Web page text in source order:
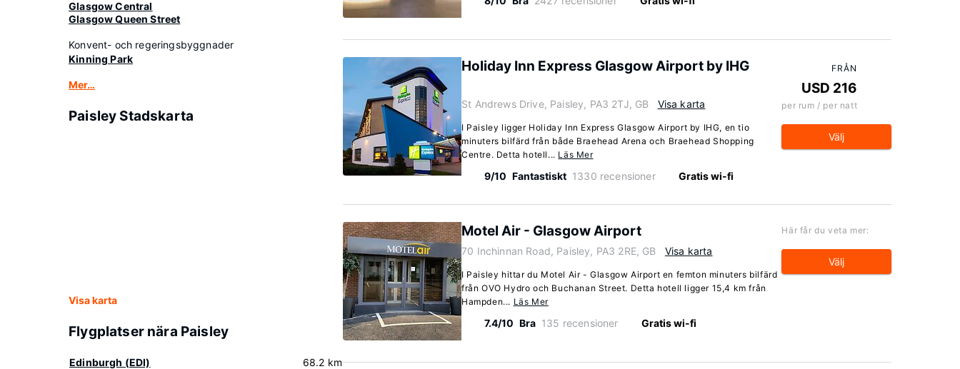
Glasgow Central
Glasgow Queen Street
Konvent- och regeringsbyggnader
Kinning Park
Mer…
Paisley Stadskarta
Visa karta
Flygplatser nära Paisley
Edinburgh (EDI) 68.2 km
Holiday Inn Express Glasgow Airport by IHG
St Andrews Drive, Paisley, PA3 2TJ, GB Visa karta
I Paisley ligger Holiday Inn Express Glasgow Airport by IHG, en tio
minuters bilfärd från både Braehead Arena och Braehead Shopping
Centre. Detta hotell... Läs Mer
9/10 Fantastiskt 1330 recensioner Gratis wi-fi
FRÅN
USD 216
per rum / per natt
Välj
Motel Air - Glasgow Airport
70 Inchinnan Road, Paisley, PA3 2RE, GB Visa karta
I Paisley hittar du Motel Air - Glasgow Airport en femton minuters bilfärd
från OVO Hydro och Buchanan Street. Detta hotell ligger 15,4 km från
Hampden... Läs Mer
7.4/10 Bra 135 recensioner Gratis wi-fi
Här får du veta mer:
Välj